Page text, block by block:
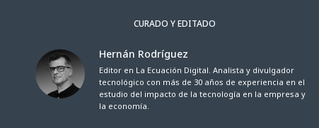
CURADO Y EDITADO
Hernán Rodríguez
Editor en La Ecuación Digital. Analista y divulgador
tecnológico con más de 30 años de experiencia en el
estudio del impacto de la tecnología en la empresa y
la economía.